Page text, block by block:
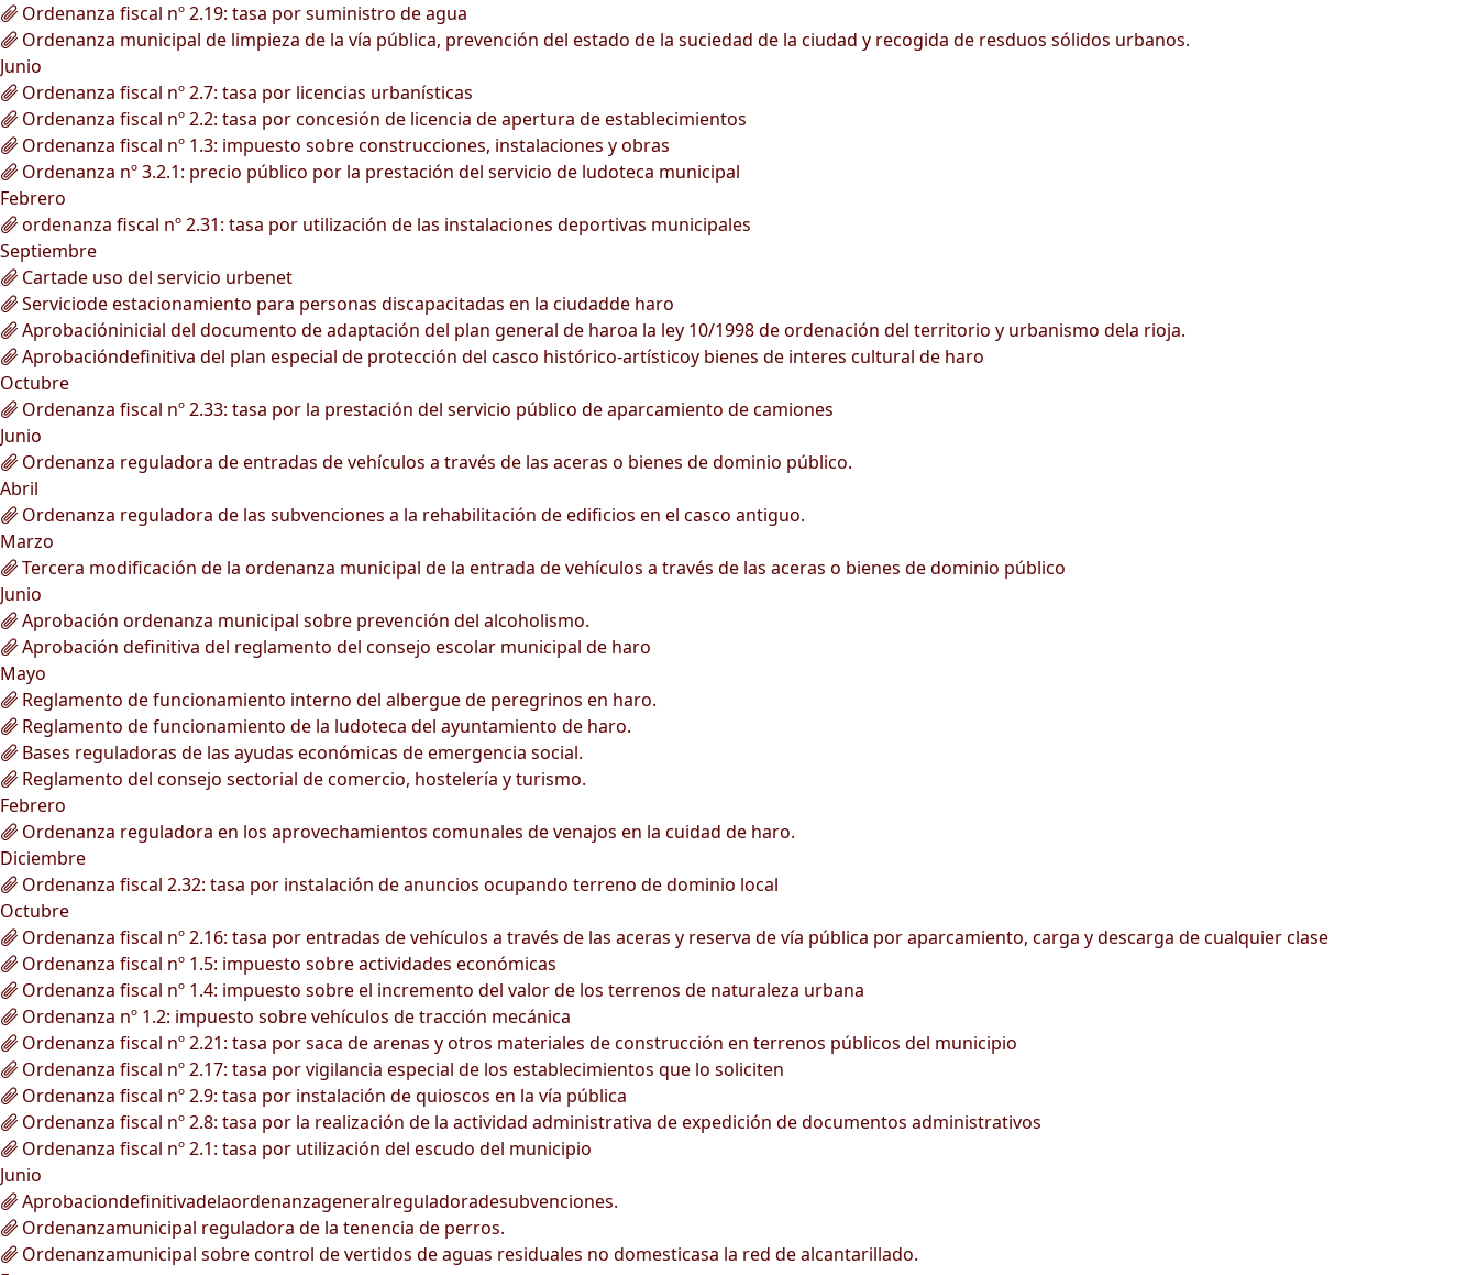
Ordenanza fiscal nº 2.19: tasa por suministro de agua
Ordenanza municipal de limpieza de la vía pública, prevención del estado de la suciedad de la ciudad y recogida de resduos sólidos urbanos.
Junio
Ordenanza fiscal nº 2.7: tasa por licencias urbanísticas
Ordenanza fiscal nº 2.2: tasa por concesión de licencia de apertura de establecimientos
Ordenanza fiscal nº 1.3: impuesto sobre construcciones, instalaciones y obras
Ordenanza nº 3.2.1: precio público por la prestación del servicio de ludoteca municipal
Febrero
ordenanza fiscal nº 2.31: tasa por utilización de las instalaciones deportivas municipales
Septiembre
Cartade uso del servicio urbenet
Serviciode estacionamiento para personas discapacitadas en la ciudadde haro
Aprobacióninicial del documento de adaptación del plan general de haroa la ley 10/1998 de ordenación del territorio y urbanismo dela rioja.
Aprobacióndefinitiva del plan especial de protección del casco histórico-artísticoy bienes de interes cultural de haro
Octubre
Ordenanza fiscal nº 2.33: tasa por la prestación del servicio público de aparcamiento de camiones
Junio
Ordenanza reguladora de entradas de vehículos a través de las aceras o bienes de dominio público.
Abril
Ordenanza reguladora de las subvenciones a la rehabilitación de edificios en el casco antiguo.
Marzo
Tercera modificación de la ordenanza municipal de la entrada de vehículos a través de las aceras o bienes de dominio público
Junio
Aprobación ordenanza municipal sobre prevención del alcoholismo.
Aprobación definitiva del reglamento del consejo escolar municipal de haro
Mayo
Reglamento de funcionamiento interno del albergue de peregrinos en haro.
Reglamento de funcionamiento de la ludoteca del ayuntamiento de haro.
Bases reguladoras de las ayudas económicas de emergencia social.
Reglamento del consejo sectorial de comercio, hostelería y turismo.
Febrero
Ordenanza reguladora en los aprovechamientos comunales de venajos en la cuidad de haro.
Diciembre
Ordenanza fiscal 2.32: tasa por instalación de anuncios ocupando terreno de dominio local
Octubre
Ordenanza fiscal nº 2.16: tasa por entradas de vehículos a través de las aceras y reserva de vía pública por aparcamiento, carga y descarga de cualquier clase
Ordenanza fiscal nº 1.5: impuesto sobre actividades económicas
Ordenanza fiscal nº 1.4: impuesto sobre el incremento del valor de los terrenos de naturaleza urbana
Ordenanza nº 1.2: impuesto sobre vehículos de tracción mecánica
Ordenanza fiscal nº 2.21: tasa por saca de arenas y otros materiales de construcción en terrenos públicos del municipio
Ordenanza fiscal nº 2.17: tasa por vigilancia especial de los establecimientos que lo soliciten
Ordenanza fiscal nº 2.9: tasa por instalación de quioscos en la vía pública
Ordenanza fiscal nº 2.8: tasa por la realización de la actividad administrativa de expedición de documentos administrativos
Ordenanza fiscal nº 2.1: tasa por utilización del escudo del municipio
Junio
Aprobaciondefinitivadelaordenanzageneralreguladoradesubvenciones.
Ordenanzamunicipal reguladora de la tenencia de perros.
Ordenanzamunicipal sobre control de vertidos de aguas residuales no domesticasa la red de alcantarillado.